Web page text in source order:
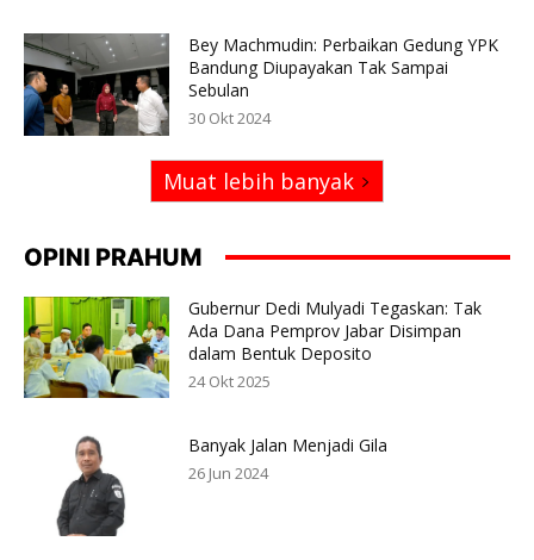
Bey Machmudin: Perbaikan Gedung YPK
Bandung Diupayakan Tak Sampai
Sebulan
30 Okt 2024
Muat lebih banyak
OPINI PRAHUM
Gubernur Dedi Mulyadi Tegaskan: Tak
Ada Dana Pemprov Jabar Disimpan
dalam Bentuk Deposito
24 Okt 2025
Banyak Jalan Menjadi Gila
26 Jun 2024